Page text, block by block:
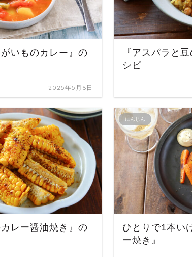
がいものカレー』の
2025年5月6日
『アスパラと
シピ
カレー醤油焼き』の
にんじん
ひとりで1本い
ー焼き』